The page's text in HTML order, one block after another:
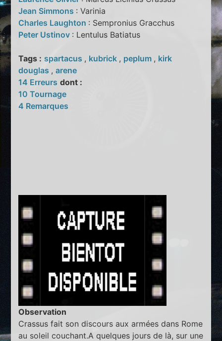
Jean Simmons : Varinia
Charles Laughton : Sempronius Gracchus
Peter Ustinov : Lentulus Batiatus
Tags : spartacus , kubrick , peplum , kirk
douglas ,arene
14 Erreurs dont :
10 Tournage
4 Remarques
Observation
Crassus fait son discours aux armées dans Rome
au soleil couchant.A quelques jours de là, sur une